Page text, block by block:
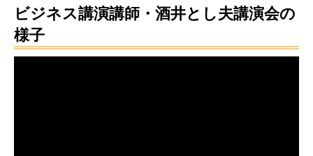
ビジネス講演講師・酒井とし夫講演会の
様子